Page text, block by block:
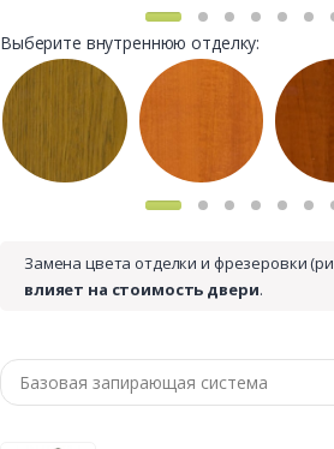
Выберите внутреннюю отделку:
Замена цвета отделки и фрезеровки
влияет на стоимость двери.